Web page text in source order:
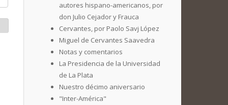
autores hispano-americanos, por
don Julio Cejador y Frauca
Cervantes, por Paolo Savj López
Miguel de Cervantes Saavedra
Notas y comentarios
La Presidencia de la Universidad
de La Plata
Nuestro décimo aniversario
"Inter-América"